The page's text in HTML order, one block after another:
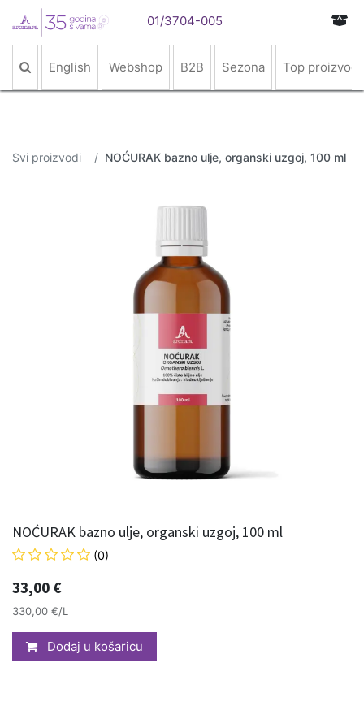
01/3704-005
English Webshop B2B Sezona Top proizvodi
Svi proizvodi NOĆURAK bazno ulje, organski uzgoj, 100 ml
NOĆURAK bazno ulje, organski uzgoj, 100 ml
(0)
33,00 €
330,00 €/L
Dodaj u košaricu